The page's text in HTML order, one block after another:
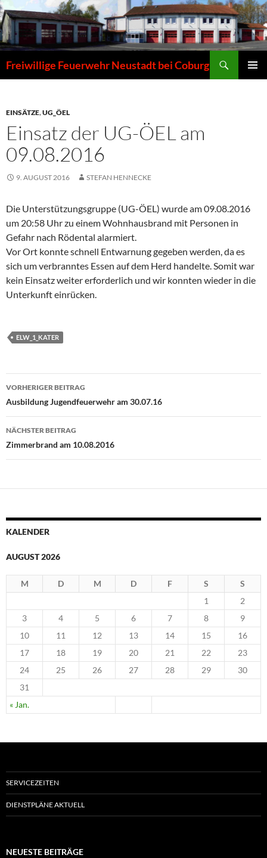
Zum
Inhalt
springen
Freiwillige Feuerwehr Neustadt bei Coburg
EINSÄTZE,UG_ÖEL
Einsatz der UG-ÖEL am
09.08.2016
9. AUGUST 2016 STEFAN HENNECKE
Die Unterstützungsgruppe (UG-ÖEL) wurde am 09.08.2016
um 20:58 Uhr zu einem Wohnhausbrand mit Personen in
Gefahr nach Rödental alarmiert.
Vor Ort konnte schnell Entwarnung gegeben werden, da es
sich um verbranntes Essen auf dem Herd handelte. Somit war
kein Einsatz weiter erforderlich und wir konnten wieder in die
Unterkunft einrücken.
ELW_1_KATER
Beitragsnavigation
VORHERIGER BEITRAG
Ausbildung Jugendfeuerwehr am 30.07.16
NÄCHSTER BEITRAG
Zimmerbrand am 10.08.2016
KALENDER
AUGUST 2026
M D M D F S S
« Jan.
1
2
3
4 5 6 7 8
9
10
11 12 13 14 15
16
17
18 19 20 21 22
23
24
25 26 27 28 29
30
31
SERVICEZEITEN
DIENSTPLÄNE AKTUELL
NEUESTE BEITRÄGE